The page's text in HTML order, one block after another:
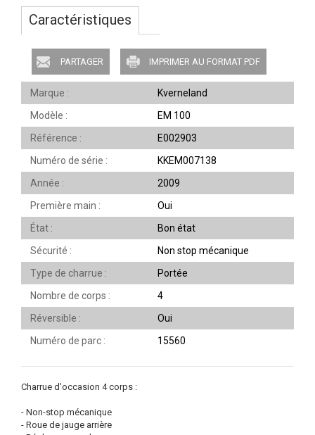
Caractéristiques
PARTAGER IMPRIMER AU FORMAT PDF
Marque
Kverneland
Modèle
EM 100
Référence
E002903
Numéro de série
KKEM007138
Année
2009
Première main
Oui
État
Bon état
Sécurité
Non stop mécanique
Type de charrue
Portée
Nombre de corps
4
Réversible
Oui
Numéro de parc
15560
Charrue d'occasion 4 corps :
- Non-stop mécanique
- Roue de jauge arrière